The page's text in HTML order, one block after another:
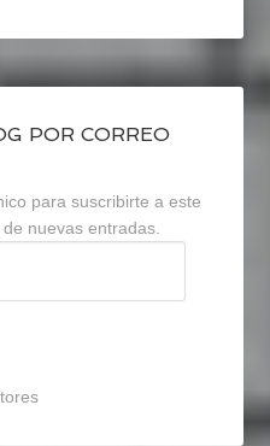
POR CORREO
para suscribirte a este
nuevas entradas.